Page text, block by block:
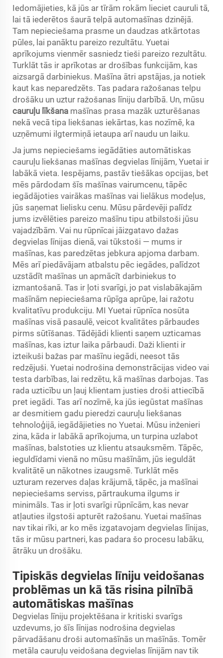
Iedomājieties, kā jūs ar tīrām rokām lieciet cauruli tā,
lai tā iederētos šaurā telpā automašīnas dzinējā.
Tam nepieciešama prasme un daudzas atkārtotas
pūles, lai panāktu pareizo rezultātu. Yuetai
aprīkojums vienmēr sasniedz tieši pareizo rezultātu.
Turklāt tās ir aprīkotas ar drošības funkcijām, kas
aizsargā darbiniekus. Mašīna ātri apstājas, ja notiek
kaut kas neparedzēts. Tas padara ražošanas telpu
drošāku un uztur ražošanas līniju darbībā. Un, mūsu
cauruļu līkšana mašīnas prasa mazāk uzturēšanas
nekā vecā tipa liekšanas iekārtas, kas nozīmē, ka
uzņēmumi ilgtermiņā ietaupa arī naudu un laiku.
Ja jums nepieciešams iegādāties automātiskas
cauruļu liekšanas mašīnas degvielas līnijām, Yuetai ir
labākā vieta. Iespējams, pastāv tiešākas opcijas, bet
mēs pārdodam šīs mašīnas vairumcenu, tāpēc
iegādājoties vairākas mašīnas vai lielākus modeļus,
jūs saņemat lielisku cenu. Mūsu pārdevēji palīdz
jums izvēlēties pareizo mašīnu tipu atbilstoši jūsu
vajadzībām. Vai nu rūpnīcai jāizgatavo dažas
degvielas līnijas dienā, vai tūkstoši — mums ir
mašīnas, kas paredzētas jebkura apjoma darbam.
Mēs arī piedāvājam atbalstu pēc iegādes, palīdzot
uzstādīt mašīnas un apmācīt darbiniekus to
izmantošanā. Tas ir ļoti svarīgi, jo pat vislabākajām
mašīnām nepieciešama rūpīga aprūpe, lai ražotu
kvalitatīvu produkciju. MI Yuetai rūpnīca nosūta
mašīnas visā pasaulē, veicot kvalitātes pārbaudes
pirms sūtīšanas. Tādējādi klienti saņem uzticamas
mašīnas, kas iztur laika pārbaudi. Daži klienti ir
izteikuši bažas par mašīnu iegādi, neesot tās
redzējuši. Yuetai nodrošina demonstrācijas video vai
testa darbības, lai redzētu, kā mašīnas darbojas. Tas
rada uzticību un ļauj klientam justies droši attiecībā
pret iegādi. Tas arī nozīmē, ka jūs iegūstat mašīnas
ar desmitiem gadu pieredzi cauruļu liekšanas
tehnoloģijā, iegādājieties no Yuetai. Mūsu inženieri
zina, kāda ir labākā aprīkojuma, un turpina uzlabot
mašīnas, balstoties uz klientu atsauksmēm. Tāpēc,
ieguldīdami vienā no mūsu mašīnām, jūs ieguldāt
kvalitātē un nākotnes izaugsmē. Turklāt mēs
uzturam rezerves daļas krājumā, tāpēc, ja mašīnai
nepieciešams serviss, pārtraukuma ilgums ir
minimāls. Tas ir ļoti svarīgi rūpnīcām, kas nevar
atļauties ilgstoši apturēt ražošanu. Yuetai mašīnas
nav tikai rīki, ar ko mēs izgatavojam degvielas līnijas,
tās ir mūsu partneri, kas padara šo procesu labāku,
ātrāku un drošāku.
Tipiskās degvielas līniju veidošanas
problēmas un kā tās risina pilnībā
automātiskas mašīnas
Degvielas līniju projektēšana ir kritiski svarīgs
uzdevums, jo šīs līnijas nodrošina degvielas
pārvadāšanu droši automašīnās un mašīnās. Tomēr
metāla cauruļu veidošana degvielas līnijām nav tik